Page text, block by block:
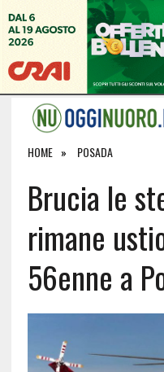
HOME POSADA
Brucia le
rimane
56enne a